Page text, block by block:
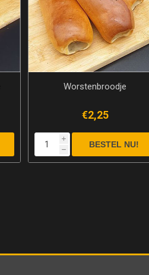
Worstenbroodje
€2,25
i
h